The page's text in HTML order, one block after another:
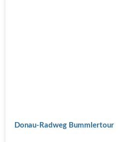
Donau-Radweg Bummlertour